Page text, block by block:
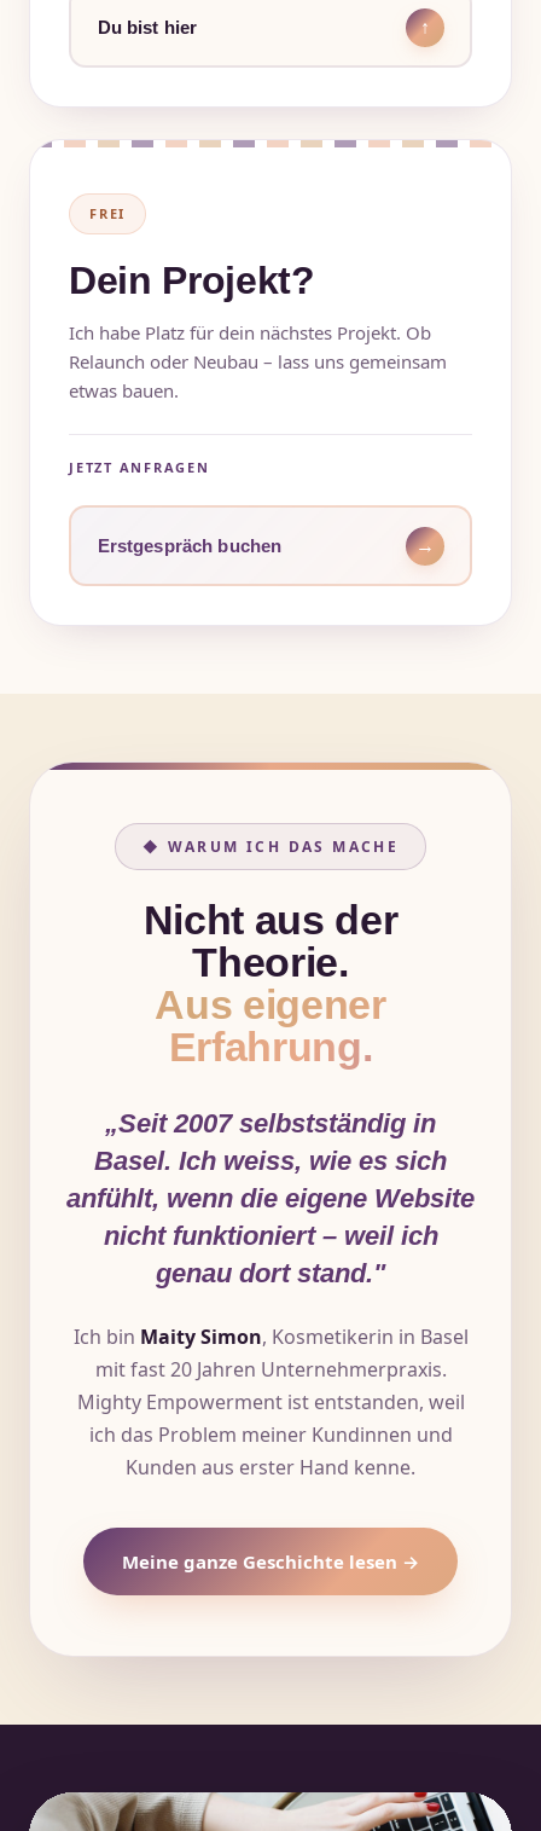
Du bist hier ↑
FREI
Dein Projekt?
Ich habe Platz für dein nächstes Projekt. Ob
Relaunch oder Neubau – lass uns gemeinsam
etwas bauen.
JETZT ANFRAGEN
Erstgespräch buchen →
◆ WARUM ICH DAS MACHE
Nicht aus der
Theorie.
Aus eigener
Erfahrung.
„Seit 2007 selbstständig in
Basel. Ich weiss, wie es sich
anfühlt, wenn die eigene Website
nicht funktioniert – weil ich
genau dort stand."
Ich bin Maity Simon, Kosmetikerin in Basel
mit fast 20 Jahren Unternehmerpraxis.
Mighty Empowerment ist entstanden, weil
ich das Problem meiner Kundinnen und
Kunden aus erster Hand kenne.
Meine ganze Geschichte lesen →